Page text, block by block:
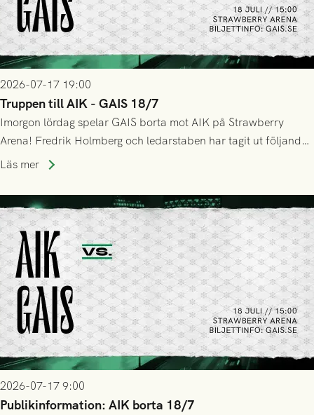
2026-07-17 19:00
Truppen till AIK - GAIS 18/7
Imorgon lördag spelar GAIS borta mot AIK på Strawberry
Arena! Fredrik Holmberg och ledarstaben har tagit ut följande
trupp till matchen:
Läs mer
2026-07-17 9:00
Publikinformation: AIK borta 18/7